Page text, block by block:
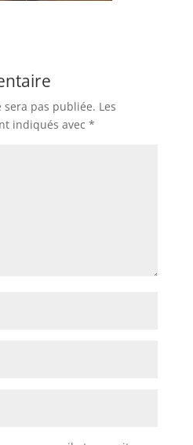
sera pas publiée. Les
indiqués avec *